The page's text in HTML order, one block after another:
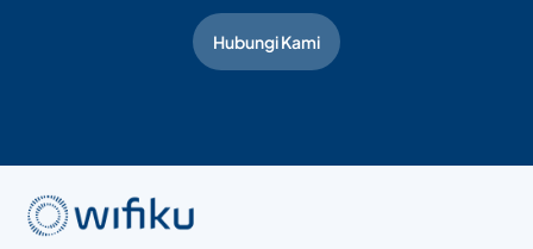
Hubungi Kami